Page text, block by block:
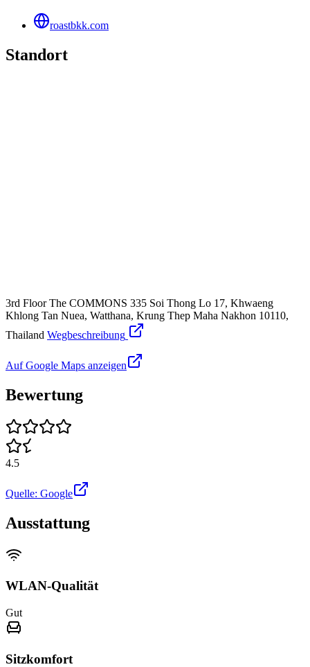
roastbkk.com
Standort
3rd Floor The COMMONS 335 Soi Thong Lo 17, Khwaeng
Khlong Tan Nuea, Watthana, Krung Thep Maha Nakhon 10110,
Thailand Wegbeschreibung
Auf Google Maps anzeigen
Bewertung
4.5
Quelle: Google
Ausstattung
WLAN-Qualität
Gut
Sitzkomfort